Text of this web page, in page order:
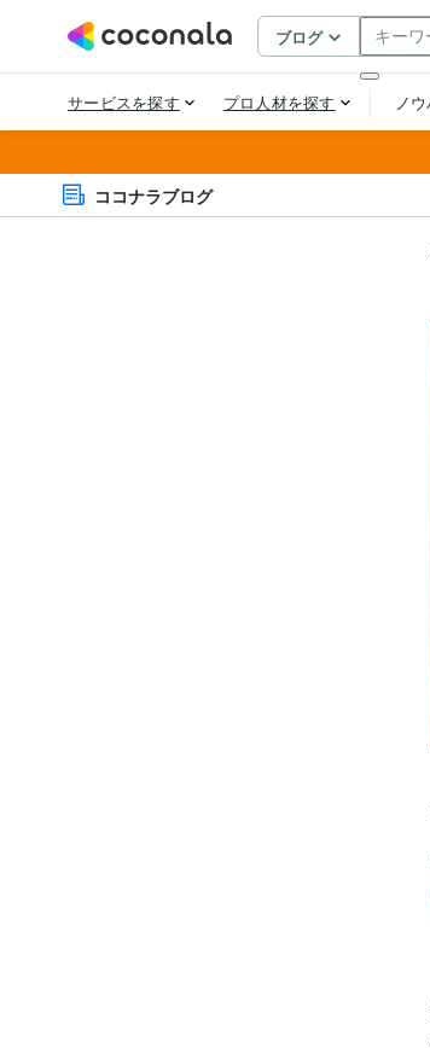
ココナラブログ